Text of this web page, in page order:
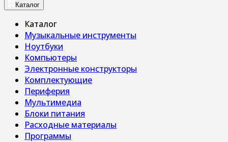
Каталог
Каталог
Музыкальные инструменты
Ноутбуки
Компьютеры
Электронные конструкторы
Комплектующие
Периферия
Мультимедиа
Блоки питания
Расходные материалы
Программы